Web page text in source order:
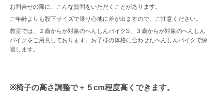
お問合せの際に、こんな質問をいただくことがあります。
ご年齢よりも股下サイズで乗り心地に差が出ますので、ご注意ください。
教室では、２歳からが対象のへんしんバイクS 、３歳からが対象のへんしん
バイクをご用意しております。お子様の体格に合わせたへんしんバイクで練
習します。
※椅子の高さ調整で＋５cm程度高くできます。